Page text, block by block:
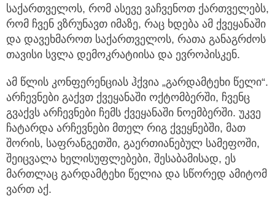
საქართველოს, რომ ასევე ვაჩვენოთ ქართველებს,
რომ ჩვენ ვზრუნავთ იმაზე, რაც ხდება ამ ქვეყანაში
და დავეხმაროთ საქართველოს, რათა განაგრძოს
თავისი სვლა დემოკრატიისა და ევროპისკენ.
ამ წლის კონფერენციას ჰქვია „გარდამტეხი წელი“.
არჩევნები გაქვთ ქვეყანაში ოქტომბერში, ჩვენც
გვაქვს არჩევნები ჩემს ქვეყანაში ნოემბერში. უკვე
ჩატარდა არჩევნები მთელ რიგ ქვეყნებში, მათ
შორის, საფრანგეთში, გაერთიანებულ სამეფოში,
შეიცვალა ხელისუფლებები, შესაბამისად, ეს
მართლაც გარდამტეხი წელია და სწორედ ამიტომ
ვართ აქ.